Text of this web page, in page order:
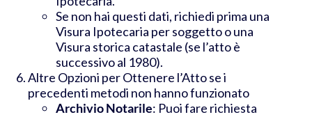
Se non hai questi dati, richiedi prima una
Visura Ipotecaria per soggetto o una
Visura storica catastale (se l’atto è
successivo al 1980).
Altre Opzioni per Ottenere l’Atto se i
precedenti metodi non hanno funzionato
Archivio Notarile: Puoi fare richiesta